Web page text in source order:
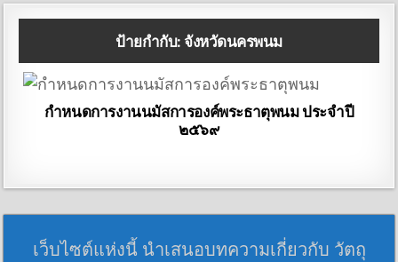
ป้ายกำกับ:จังหวัดนครพนม
กำหนดการงานนมัสการองค์พระธาตุพนม ประจำปี
๒๕๖๙
เว็บไซต์แห่งนี้ นำเสนอบทความเกี่ยวกับ วัตถุ